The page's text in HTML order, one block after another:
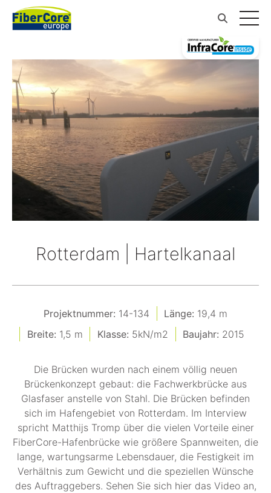
Rotterdam | Hartelkanaal
Projektnummer: 14-134 Länge: 19,4 m
Breite: 1,5 m Klasse: 5kN/m2 Baujahr: 2015
Die Brücken wurden nach einem völlig neuen
Brückenkonzept gebaut: die Fachwerkbrücke aus
Glasfaser anstelle von Stahl. Die Brücken befinden
sich im Hafengebiet von Rotterdam. Im Interview
spricht Matthijs Tromp über die vielen Vorteile einer
FiberCore-Hafenbrücke wie größere Spannweiten, die
lange, wartungsarme Lebensdauer, die Festigkeit im
Verhältnis zum Gewicht und die speziellen Wünsche
des Auftraggebers. Sehen Sie sich hier das Video an,